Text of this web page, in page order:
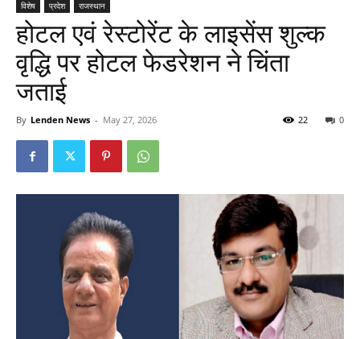
विशेष प्रदेश राजस्थान
होटल एवं रेस्टोरेंट के लाइसेंस शुल्क
वृद्धि पर होटल फेडरेशन ने चिंता
जताई
By Lenden News - May 27, 2026 0
22